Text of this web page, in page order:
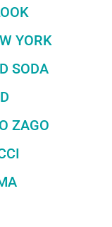
YORK
SODA
ZAGO